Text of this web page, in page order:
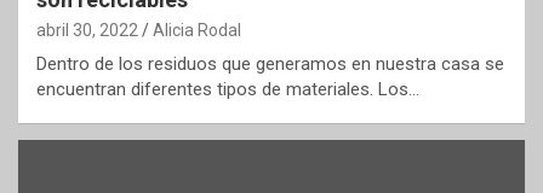
abril 30, 2022 Alicia Rodal
Dentro de los residuos que generamos en nuestra casa se
encuentran diferentes tipos de materiales. Los…